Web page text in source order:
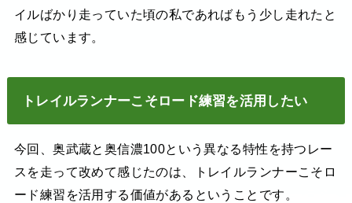
イルばかり走っていた頃の私であればもう少し走れたと
感じています。
トレイルランナーこそロード練習を活用したい
今回、奥武蔵と奥信濃100という異なる特性を持つレー
スを走って改めて感じたのは、トレイルランナーこそロ
ード練習を活用する価値があるということです。